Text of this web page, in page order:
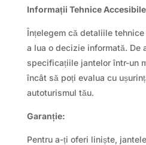
Informații Tehnice
Înțelegem că detaliile
a lua o decizie informată. De
specificațiile jantelor într-un
încât să poți evalua cu
autoturismul tău.
Garanție:
Pentru a-ți oferi liniște,